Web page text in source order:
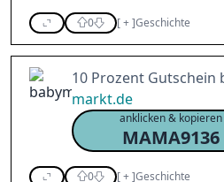
0 [+]Geschichte
10 Prozent Gutschein
markt.de
anklicken & kopieren
MAMA9136
0 [+]Geschichte